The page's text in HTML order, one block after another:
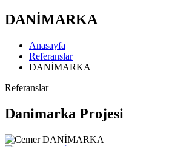
DANİMARKA
Anasayfa
Referanslar
DANİMARKA
Referanslar
Danimarka Projesi